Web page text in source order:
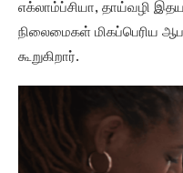
எக்லாம்ப்சியா, தாய்வழி
நிலைமைகள் மிகப்பெரிய
கூறுகிறார்.